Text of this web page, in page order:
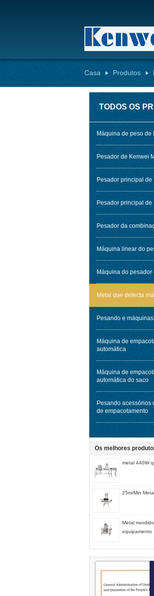
Casa Produtos
TODOS OS
Máquina de peso de
Pesador de Kenwei
Pesador principal
Pesador principal
Pesador da
Máquina linear do
Máquina do pesador
Metal que detecta
Pesando e
Máquina de
automática
Máquina de
automática do saco
Pesando acessórios
de empacotamento
Os melhores
metal 440W
25m/Min
Metal
equipamento